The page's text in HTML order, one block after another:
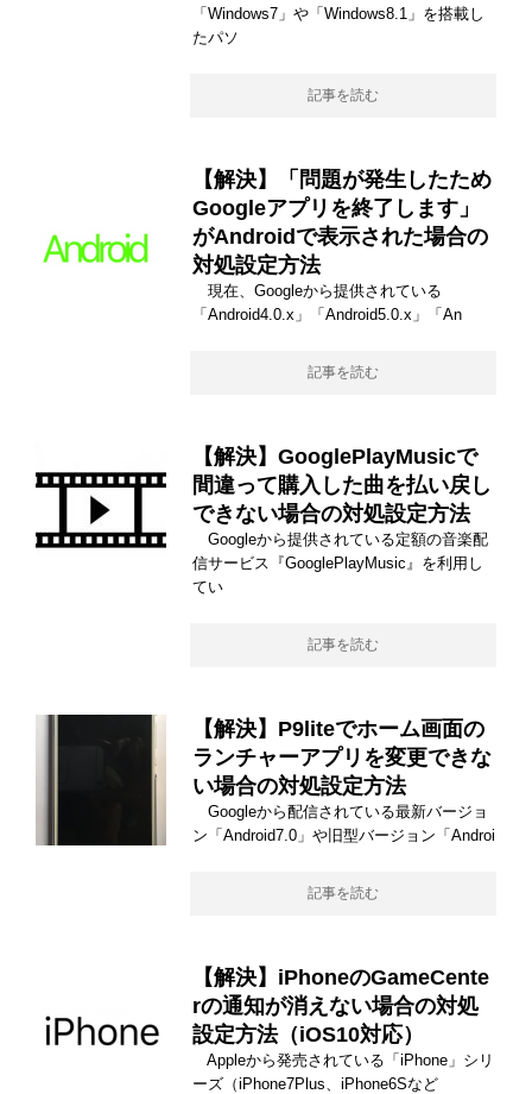
「Windows7」や「Windows8.1」を搭載し
たパソ
記事を読む
【解決】「問題が発生したため
Googleアプリを終了します」
がAndroidで表示された場合の
対処設定方法
現在、Googleから提供されている
「Android4.0.x」「Android5.0.x」「An
記事を読む
【解決】GooglePlayMusicで
間違って購入した曲を払い戻し
できない場合の対処設定方法
Googleから提供されている定額の音楽配
信サービス『GooglePlayMusic』を利用し
てい
記事を読む
【解決】P9liteでホーム画面の
ランチャーアプリを変更できな
い場合の対処設定方法
Googleから配信されている最新バージョ
ン「Android7.0」や旧型バージョン「Androi
記事を読む
【解決】iPhoneのGameCente
rの通知が消えない場合の対処
設定方法（iOS10対応）
Appleから発売されている「iPhone」シリ
ーズ（iPhone7Plus、iPhone6Sなど